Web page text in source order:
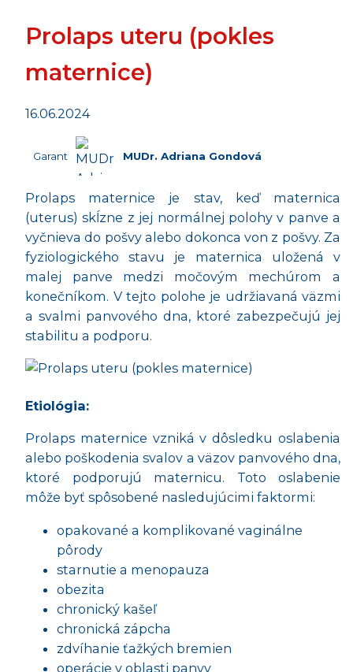
Prolaps uteru (pokles
maternice)
16.06.2024
Garant MUDr. Adriana Gondová
Prolaps maternice je stav, keď maternica
(uterus) skĺzne z jej normálnej polohy v panve a
vyčnieva do pošvy alebo dokonca von z pošvy. Za
fyziologického stavu je maternica uložená v
malej panve medzi močovým mechúrom a
konečníkom. V tejto polohe je udržiavaná väzmi
a svalmi panvového dna, ktoré zabezpečujú jej
stabilitu a podporu.
Etiológia:
Prolaps maternice vzniká v dôsledku oslabenia
alebo poškodenia svalov a väzov panvového dna,
ktoré podporujú maternicu. Toto oslabenie
môže byť spôsobené nasledujúcimi faktormi:
opakované a komplikované vaginálne
pôrody
starnutie a menopauza
obezita
chronický kašeľ
chronická zápcha
zdvíhanie ťažkých bremien
operácie v oblasti panvy